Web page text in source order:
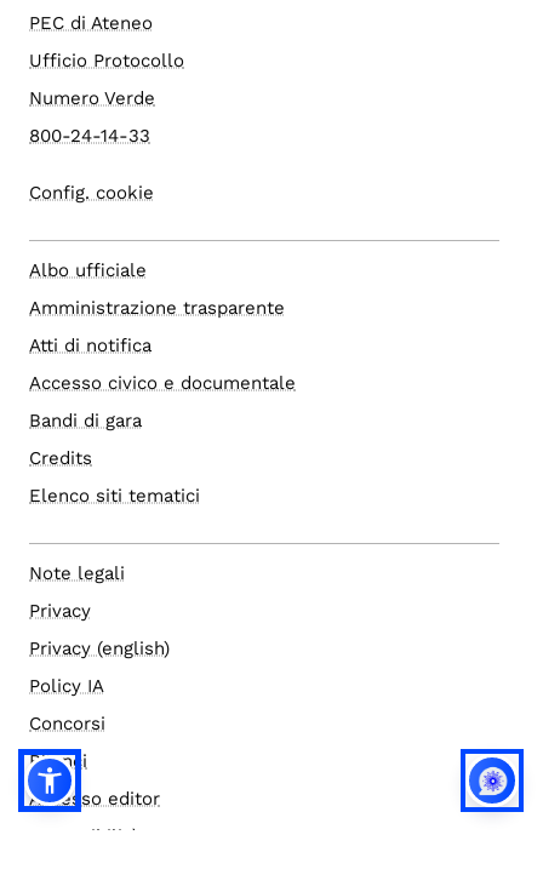
PEC di Ateneo
Ufficio Protocollo
Numero Verde
800-24-14-33
Config. cookie
Albo ufficiale
Amministrazione trasparente
Atti di notifica
Accesso civico e documentale
Bandi di gara
Credits
Elenco siti tematici
Note legali
Privacy
Privacy (english)
Policy IA
Concorsi
Bilanci
Accesso editor
Accessibilità